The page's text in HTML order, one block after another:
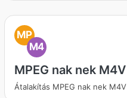
MP
M4
MPEG nak nek M4V
Átalakítás MPEG nak nek M4V